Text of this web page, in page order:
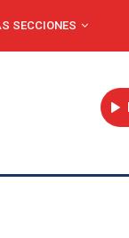
SECCIONES